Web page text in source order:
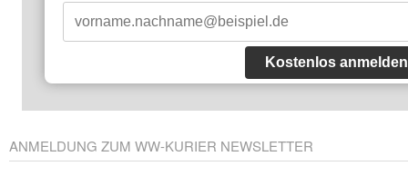
Kostenlos anmelden
ANMELDUNG ZUM WW-KURIER NEWSLETTER